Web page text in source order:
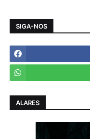
SIGA-NOS
ALARES